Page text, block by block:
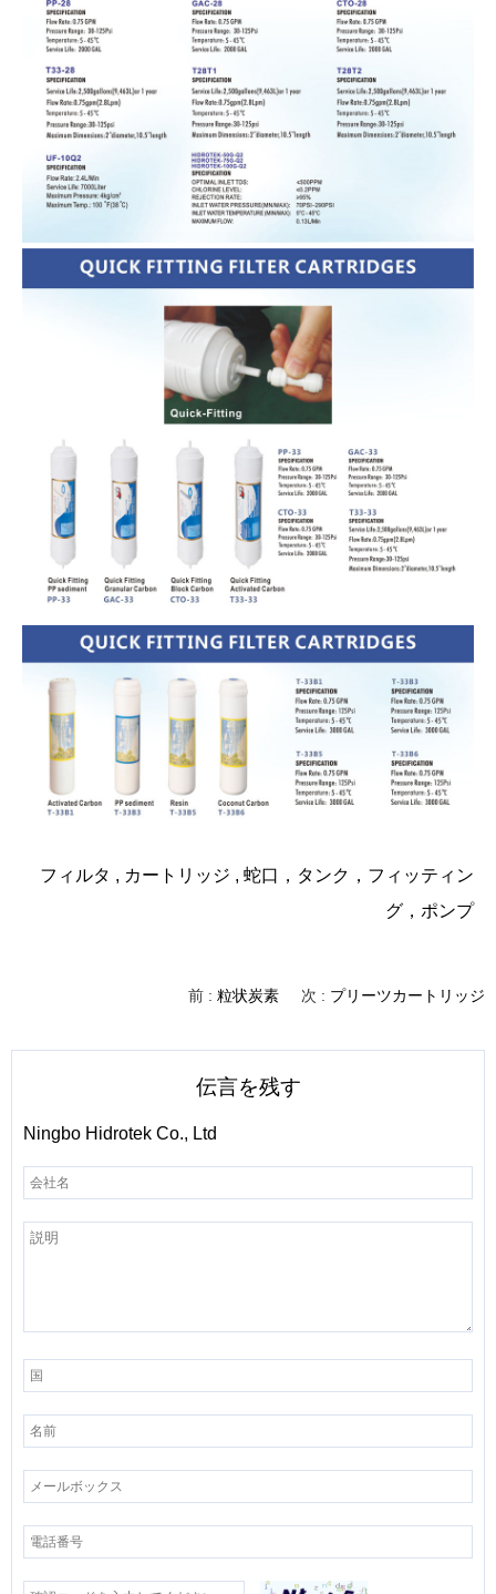
フィルタ , カートリッジ , 蛇口 ， タンク ， フィッティン
グ ， ポンプ
次 : プリーツカートリッジ
前 : 粒状炭素
伝言を残す
Ningbo Hidrotek Co., Ltd